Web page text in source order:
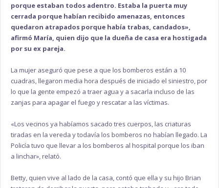
porque estaban todos adentro. Estaba la puerta muy
cerrada porque habían recibido amenazas, entonces
quedaron atrapados porque había trabas, candados»,
afirmó María, quien dijo que la dueña de casa era hostigada
por su ex pareja.
La mujer aseguró que pese a que los bomberos están a 10
cuadras, llegaron media hora después de iniciado el siniestro, por
lo que la gente empezó a traer agua y a sacarla incluso de las
zanjas para apagar el fuego y rescatar a las víctimas.
«Los vecinos ya habíamos sacado tres cuerpos, las criaturas
tiradas en la vereda y todavía los bomberos no habían llegado. La
Policía tuvo que llevar a los bomberos al hospital porque los iban
a linchar», relató.
Betty, quien vive al lado de la casa, contó que ella y su hijo Brian